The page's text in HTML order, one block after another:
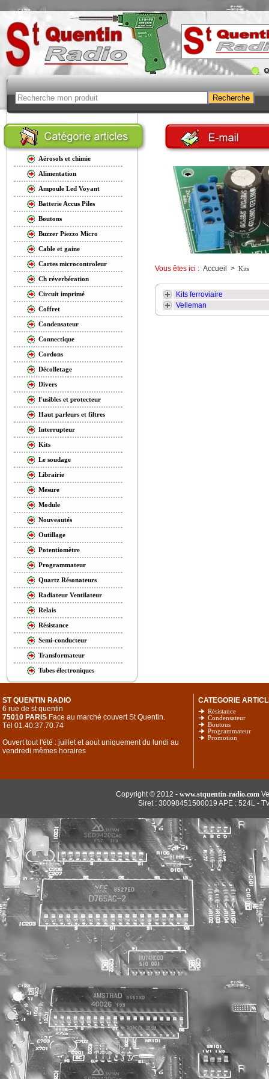
Aérosols et chimie
Alimentation
Ampoule Led Voyant
Batterie Accus Piles
Boutons
Buzzer Piezzo Micro
Cable et gaine
Cartes microcontroleur
Ch réverbération
Circuit imprimé
Coffret
Condensateur
Connectique
Cordons
Décolletage
Divers
Fusibles et protecteur
Haut parleurs et filtres
Interrupteur
Kits
Le soudage
Librairie
Mesure
Module
Nouveautés
Outillage
Potentiomètre
Programmateur
Quartz Résonateurs
Radiateur Ventilateur
Relais
Résistance
Semi-conducteur
Transformateur
Tubes électroniques
Vous êtes ici : Accueil > Kits
Kits ferroviaire
Velleman
ST QUENTIN RADIO
6 rue de st quentin
75010 PARIS Face au marché couvert St Quentin.
Tél 01.40.37.70.74
Ouvert tout l'été : juillet et aout uniquement du lundi au
vendredi mêmes horaires
CATEGORIE
Résistance
Condensateur
Boutons
Programmateur
Promotion
Copyright © 2012 - www.stquentin-radio.com
Siret : 30098451500019 APE : 524L -